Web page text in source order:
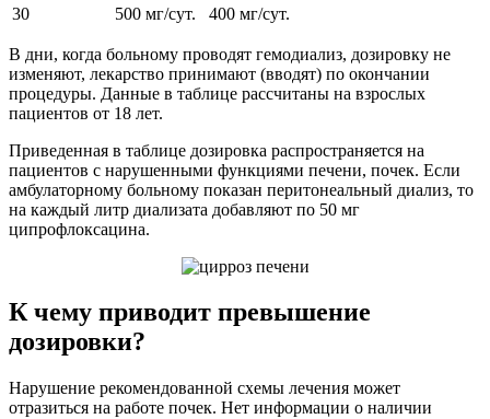
30
500 мг/сут. 400 мг/сут.
В дни, когда больному проводят гемодиализ, дозировку не
изменяют, лекарство принимают (вводят) по окончании
процедуры. Данные в таблице рассчитаны на взрослых
пациентов от 18 лет.
Приведенная в таблице дозировка распространяется на
пациентов с нарушенными функциями печени, почек. Если
амбулаторному больному показан перитонеальный диализ, то
на каждый литр диализата добавляют по 50 мг
ципрофлоксацина.
К чему приводит превышение
дозировки?
Нарушение рекомендованной схемы лечения может
отразиться на работе почек. Нет информации о наличии